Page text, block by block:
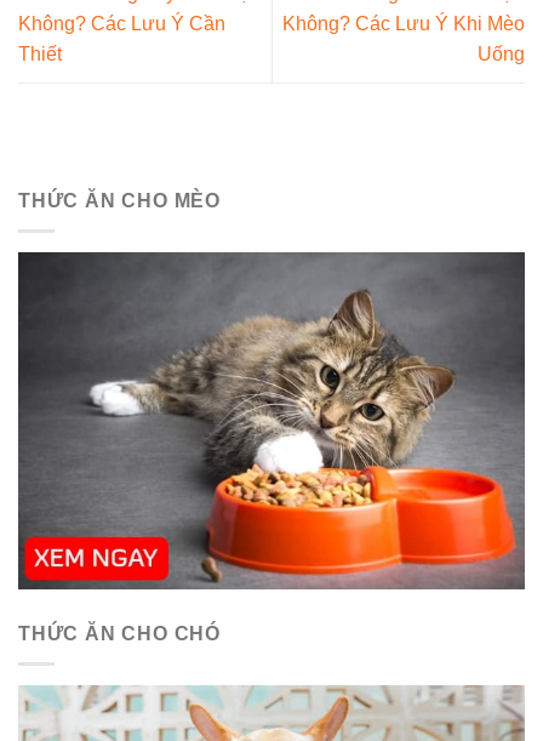
Không? Các Lưu Ý Cần
Thiết
Không? Các Lưu Ý Khi Mèo
Uống
THỨC ĂN CHO MÈO
THỨC ĂN CHO CHÓ